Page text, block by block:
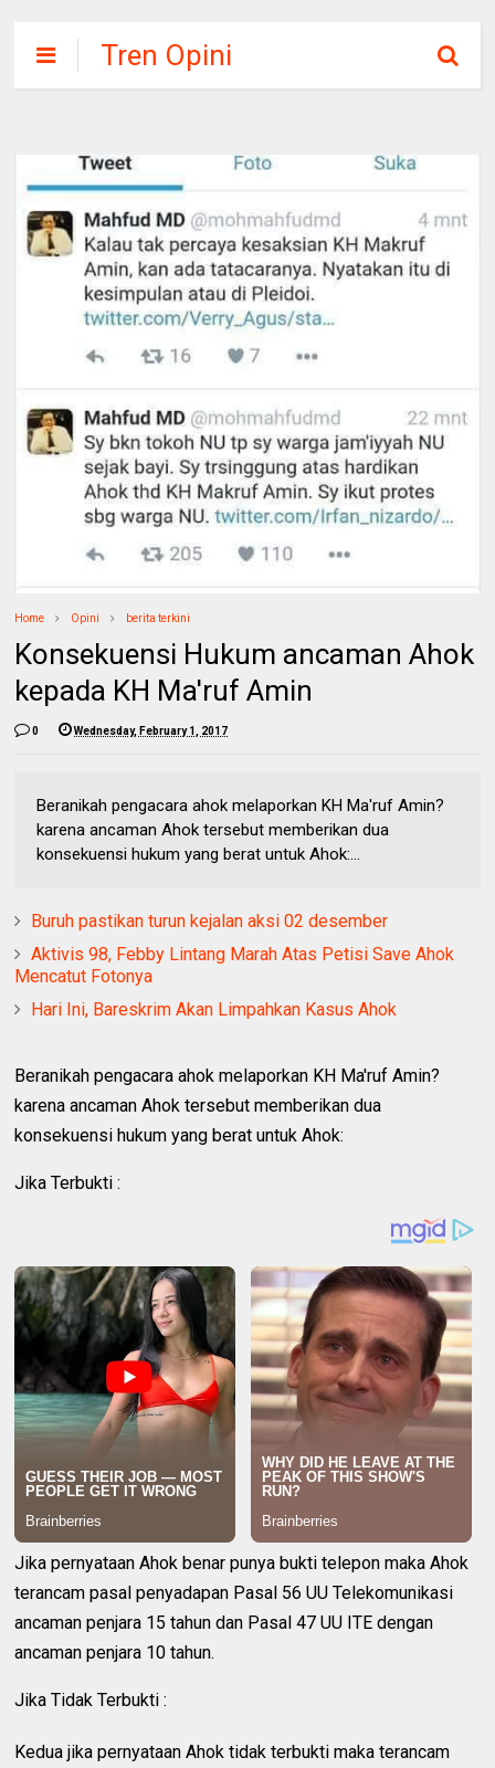
Tren Opini
Home Opini berita terkini
Konsekuensi Hukum ancaman Ahok
kepada KH Ma'ruf Amin
0 Wednesday, February 1, 2017
Beranikah pengacara ahok melaporkan KH Ma'ruf Amin?
karena ancaman Ahok tersebut memberikan dua
konsekuensi hukum yang berat untuk Ahok:...
Buruh pastikan turun kejalan aksi 02 desember
Aktivis 98, Febby Lintang Marah Atas Petisi Save Ahok
Mencatut Fotonya
Hari Ini, Bareskrim Akan Limpahkan Kasus Ahok
Beranikah pengacara ahok melaporkan KH Ma'ruf Amin?
karena ancaman Ahok tersebut memberikan dua
konsekuensi hukum yang berat untuk Ahok:
Jika Terbukti :
Jika pernyataan Ahok benar punya bukti telepon maka Ahok
terancam pasal penyadapan Pasal 56 UU Telekomunikasi
ancaman penjara 15 tahun dan Pasal 47 UU ITE dengan
ancaman penjara 10 tahun.
Jika Tidak Terbukti :
Kedua jika pernyataan Ahok tidak terbukti maka terancam